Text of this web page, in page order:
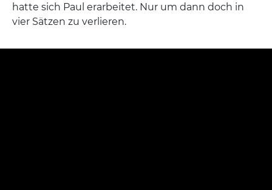
hatte sich Paul erarbeitet. Nur um dann doch in
vier Sätzen zu verlieren.